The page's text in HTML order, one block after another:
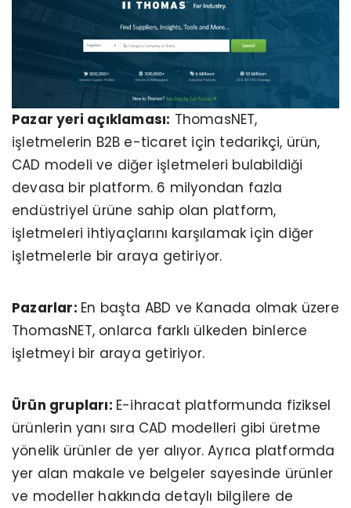
Pazar yeri açıklaması: ThomasNET,
işletmelerin B2B e-ticaret için tedarikçi, ürün,
CAD modeli ve diğer işletmeleri bulabildiği
devasa bir platform. 6 milyondan fazla
endüstriyel ürüne sahip olan platform,
işletmeleri ihtiyaçlarını karşılamak için diğer
işletmelerle bir araya getiriyor.
Pazarlar: En başta ABD ve Kanada olmak üzere
ThomasNET, onlarca farklı ülkeden binlerce
işletmeyi bir araya getiriyor.
Ürün grupları: E-ihracat platformunda fiziksel
ürünlerin yanı sıra CAD modelleri gibi üretme
yönelik ürünler de yer alıyor. Ayrıca platformda
yer alan makale ve belgeler sayesinde ürünler
ve modeller hakkında detaylı bilgilere de